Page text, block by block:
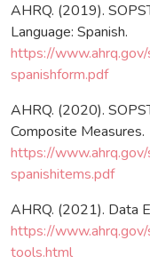
AHRQ. (2019).
Language: Spanish.
https://
spanishform.pdf
AHRQ. (2020).
Composite Measures.
https://
spanishitems.pdf
AHRQ. (2021). Data
https://
tools.html